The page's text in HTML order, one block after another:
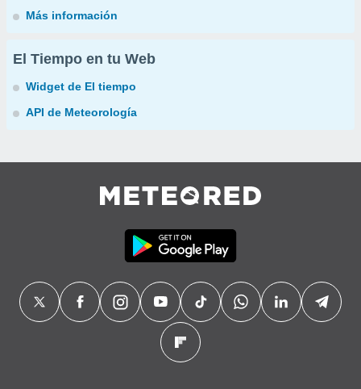
Más información
El Tiempo en tu Web
Widget de El tiempo
API de Meteorología